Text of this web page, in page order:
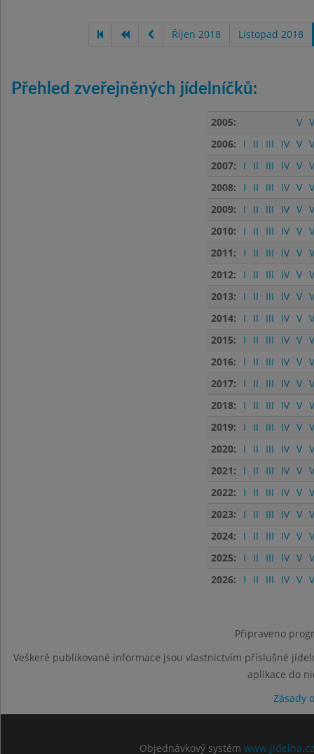
Říjen 2018 Listopad 2018
Přehled zveřejněných jídelníčků:
2005: V
2006:
I II III IV V
2007:
I II III IV V
2008:
I II III IV V
2009:
I II III IV V
2010:
I II III IV V
2011:
I II III IV V
2012:
I II III IV V
2013:
I II III IV V
2014:
I II III IV V
2015:
I II III IV V
2016:
I II III IV V
2017:
I II III IV V
2018:
I II III IV V
2019:
I II III IV V
2020:
I II III IV V
2021:
I II III IV V
2022:
I II III IV V
2023:
I II III IV V
2024:
I II III IV V
2025:
I II III IV V
2026:
I II III IV V
Připraveno
Veškeré publikované informace jsou vlastnictvím příslušné
aplikace do
Zásady
Objednávkový systém www.jidelna.cz